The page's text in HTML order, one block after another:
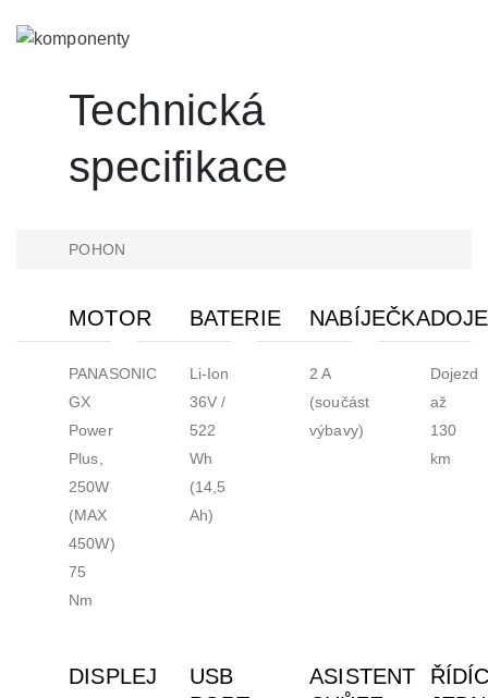
Technická
specifikace
POHON
MOTOR
PANASONIC
GX
Power
Plus,
250W
(MAX
450W)
75
Nm
BATERIE
Li-Ion
36V /
522
Wh
(14,5
Ah)
NABÍJEČKA
2 A
(součást
výbavy)
Dojezd
až
130
km
DISPLEJ
USB
ASISTENT